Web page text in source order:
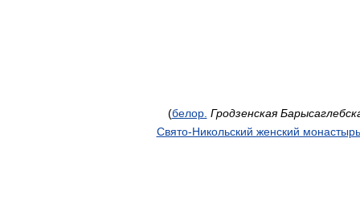
(белор. Гродзенская
Свято-Никольский женский